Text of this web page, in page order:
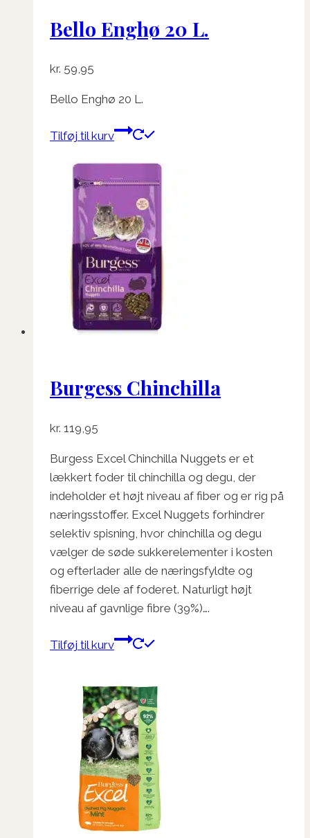
Bello Enghø 20 L.
kr. 59,95
Bello Enghø 20 L.
Tilføj til kurv
Burgess Chinchilla
kr. 119,95
Burgess Excel Chinchilla Nuggets er et
lækkert foder til chinchilla og degu, der
indeholder et højt niveau af fiber og er rig på
næringsstoffer. Excel Nuggets forhindrer
selektiv spisning, hvor chinchilla og degu
vælger de søde sukkerelementer i kosten
og efterlader alle de næringsfyldte og
fiberrige dele af foderet. Naturligt højt
niveau af gavnlige fibre (39%)….
Tilføj til kurv